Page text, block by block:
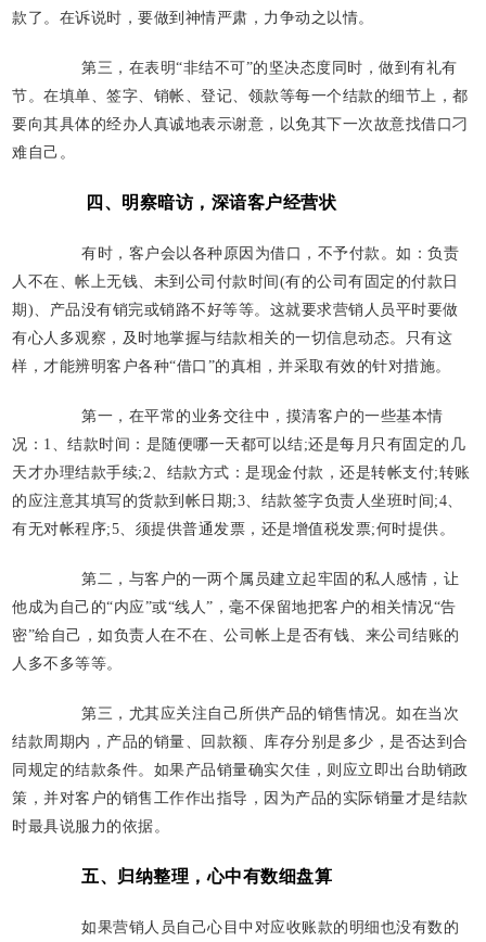
款了。在诉说时，要做到神情严肃，力争动之以情。
第三，在表明“非结不可”的坚决态度同时，做到有礼有
节。在填单、签字、销帐、登记、领款等每一个结款的细节上，都
要向其具体的经办人真诚地表示谢意，以免其下一次故意找借口刁
难自己。
四、明察暗访，深谙客户经营状
有时，客户会以各种原因为借口，不予付款。如：负责
人不在、帐上无钱、未到公司付款时间(有的公司有固定的付款日
期)、产品没有销完或销路不好等等。这就要求营销人员平时要做
有心人多观察，及时地掌握与结款相关的一切信息动态。只有这
样，才能辨明客户各种“借口”的真相，并采取有效的针对措施。
第一，在平常的业务交往中，摸清客户的一些基本情
况：1、结款时间：是随便哪一天都可以结;还是每月只有固定的几
天才办理结款手续;2、结款方式：是现金付款，还是转帐支付;转账
的应注意其填写的货款到帐日期;3、结款签字负责人坐班时间;4、
有无对帐程序;5、须提供普通发票，还是增值税发票;何时提供。
第二，与客户的一两个属员建立起牢固的私人感情，让
他成为自己的“内应”或“线人”，毫不保留地把客户的相关情况“告
密”给自己，如负责人在不在、公司帐上是否有钱、来公司结账的
人多不多等等。
第三，尤其应关注自己所供产品的销售情况。如在当次
结款周期内，产品的销量、回款额、库存分别是多少，是否达到合
同规定的结款条件。如果产品销量确实欠佳，则应立即出台助销政
策，并对客户的销售工作作出指导，因为产品的实际销量才是结款
时最具说服力的依据。
五、归纳整理，心中有数细盘算
如果营销人员自己心目中对应收账款的明细也没有数的